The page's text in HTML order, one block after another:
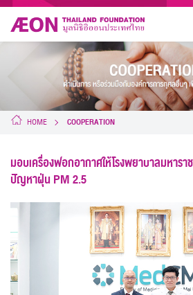
HOME COOPERATION
มอบเครื่องฟอกอากาศให้โรงพยาบาลมหารา
ปัญหาฝุ่น PM 2.5